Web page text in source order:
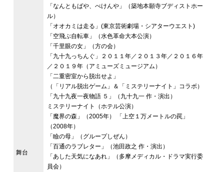
舞台
「なんともばや、べけんや」（築地本願寺ブディストホー
ル）
「オオカミは走る」(東京芸術劇場・シアターウエスト)
「空飛ぶ自転車」（水色革命大本公演）
「千里眼の女」（方の会）
「九十九っちんぐ」２０１１年／２０１３年／２０１６年
／２０１９年（アミューズミュージアム）
「二重密室から脱出せよ」
（「リアル脱出ゲーム」＆「ミステリーナイト」コラボ）
「九十九夜一夜物語 ５」（九十九一 作・演出）
ミステリーナイト（ホテル公演）
「魔界の森」（2005年） 「上空１万メートルの罠」
（2008年）
「瞼の母」（グループしぜん）
「百通のラブレター」（池田政之 作・演出）
「あした天気になあれ」（多摩メディカル・ドラマ実行委
員会）